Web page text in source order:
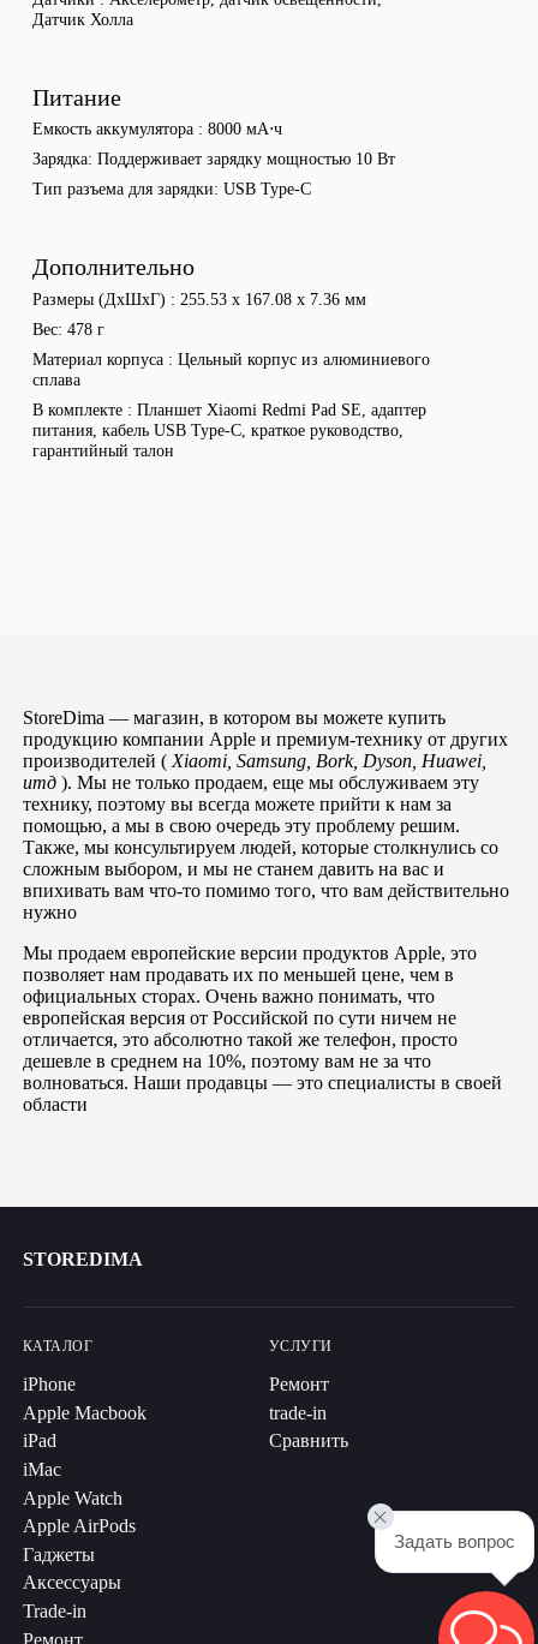
Датчик Холла
Питание
Емкость аккумулятора
8000 мА⋅ч
Зарядка Поддерживает зарядку мощностью 10 Вт
Тип разъема для зарядки USB Type-C
Дополнительно
Размеры (ДхШхГ)
255.53 x 167.08 x 7.36 мм
Вес 478 г
Материал корпуса
Цельный корпус из алюминиевого
сплава
В комплекте
Планшет Xiaomi Redmi Pad SE, адаптер
питания, кабель USB Type-C, краткое руководство,
гарантийный талон
StoreDima — магазин, в котором вы можете купить
продукцию компании Apple и премиум-технику от других
производителей ( Xiaomi, Samsung, Bork, Dyson, Huawei,
итд). Мы не только продаем, еще мы обслуживаем эту
технику, поэтому вы всегда можете прийти к нам за
помощью, а мы в свою очередь эту проблему решим.
Также, мы консультируем людей, которые столкнулись со
сложным выбором, и мы не станем давить на вас и
впихивать вам что-то помимо того, что вам действительно
нужно
Мы продаем европейские версии продуктов Apple, это
позволяет нам продавать их по меньшей цене, чем в
официальных сторах. Очень важно понимать, что
европейская версия от Российской по сути ничем не
отличается, это абсолютно такой же телефон, просто
дешевле в среднем на 10%, поэтому вам не за что
волноваться. Наши продавцы — это специалисты в своей
области
STOREDIMA
КАТАЛОГ
iPhone
Apple Macbook
iPad
iMac
Apple Watch
Apple AirPods
Гаджеты
Аксессуары
Trade-in
Ремонт
УСЛУГИ
Ремонт
trade-in
Сравнить
Задать вопрос